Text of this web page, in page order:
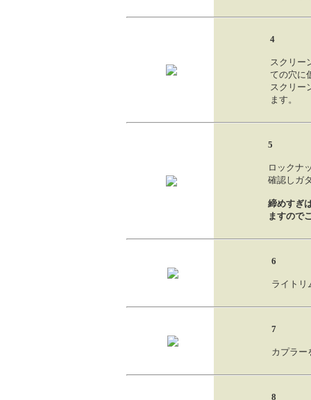
4
スクリー
ての穴に
スクリー
ます。
5
ロックナ
確認しガ
締めすぎ
ますので
6
ライトリ
7
カプラー
8